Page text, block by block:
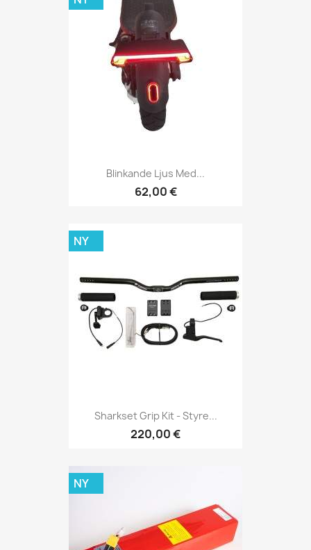
Blinkande Ljus Med...
62,00 €
Sharkset Grip Kit - Styre...
220,00 €
NY
NY